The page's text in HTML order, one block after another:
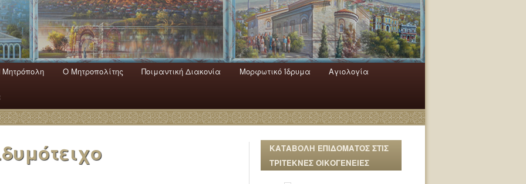
Mητρόπολη Ο Mητροπολίτης Ποιμαντική Διακονία Μορφωτικό Ίδρυμα Αγιολογία
ΚΑΤΑΒΟΛΗ ΕΠΙΔΟΜΑΤΟΣ ΣΤΙΣ
ΤΡΙΤΕΚΝΕΣ ΟΙΚΟΓΕΝΕΙΕΣ